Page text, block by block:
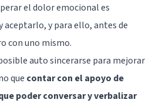
el dolor emocional es
aceptarlo, y para ello, antes de
con uno mismo.
auto sincerarse para mejorar
que contar con el apoyo de
poder conversar y verbalizar